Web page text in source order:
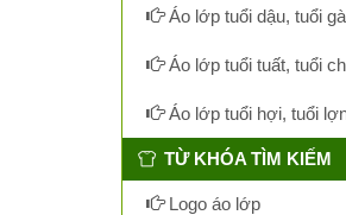
Áo lớp tuổi dậu, tuổi gà
Áo lớp tuổi tuất, tuổi
Áo lớp tuổi hợi, tuổi
TỪ KHÓA TÌM KIẾM
Logo áo lớp